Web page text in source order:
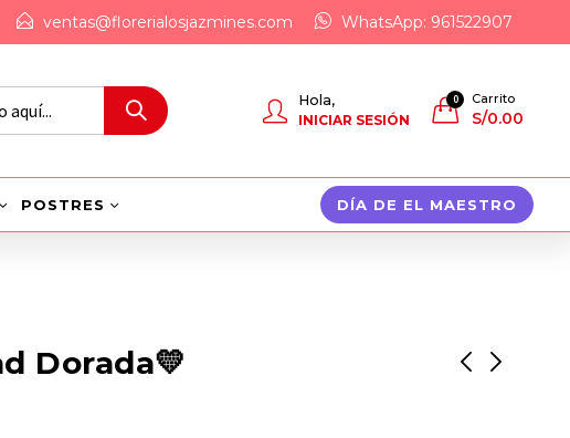
ventas@florerialosjazmines.com WhatsApp: 961522907
Hola,
INICIAR SESIÓN
0 Carrito
S/0.00
POSTRES DÍA DE EL MAESTRO
Dorada💛